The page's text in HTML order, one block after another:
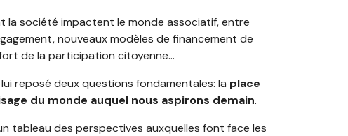
société impactent le monde associatif, entre
nouveaux modèles de financement de
de la participation citoyenne...
reposé deux questions fondamentales: la place
du monde auquel nous aspirons demain.
tableau des perspectives auxquelles font face les